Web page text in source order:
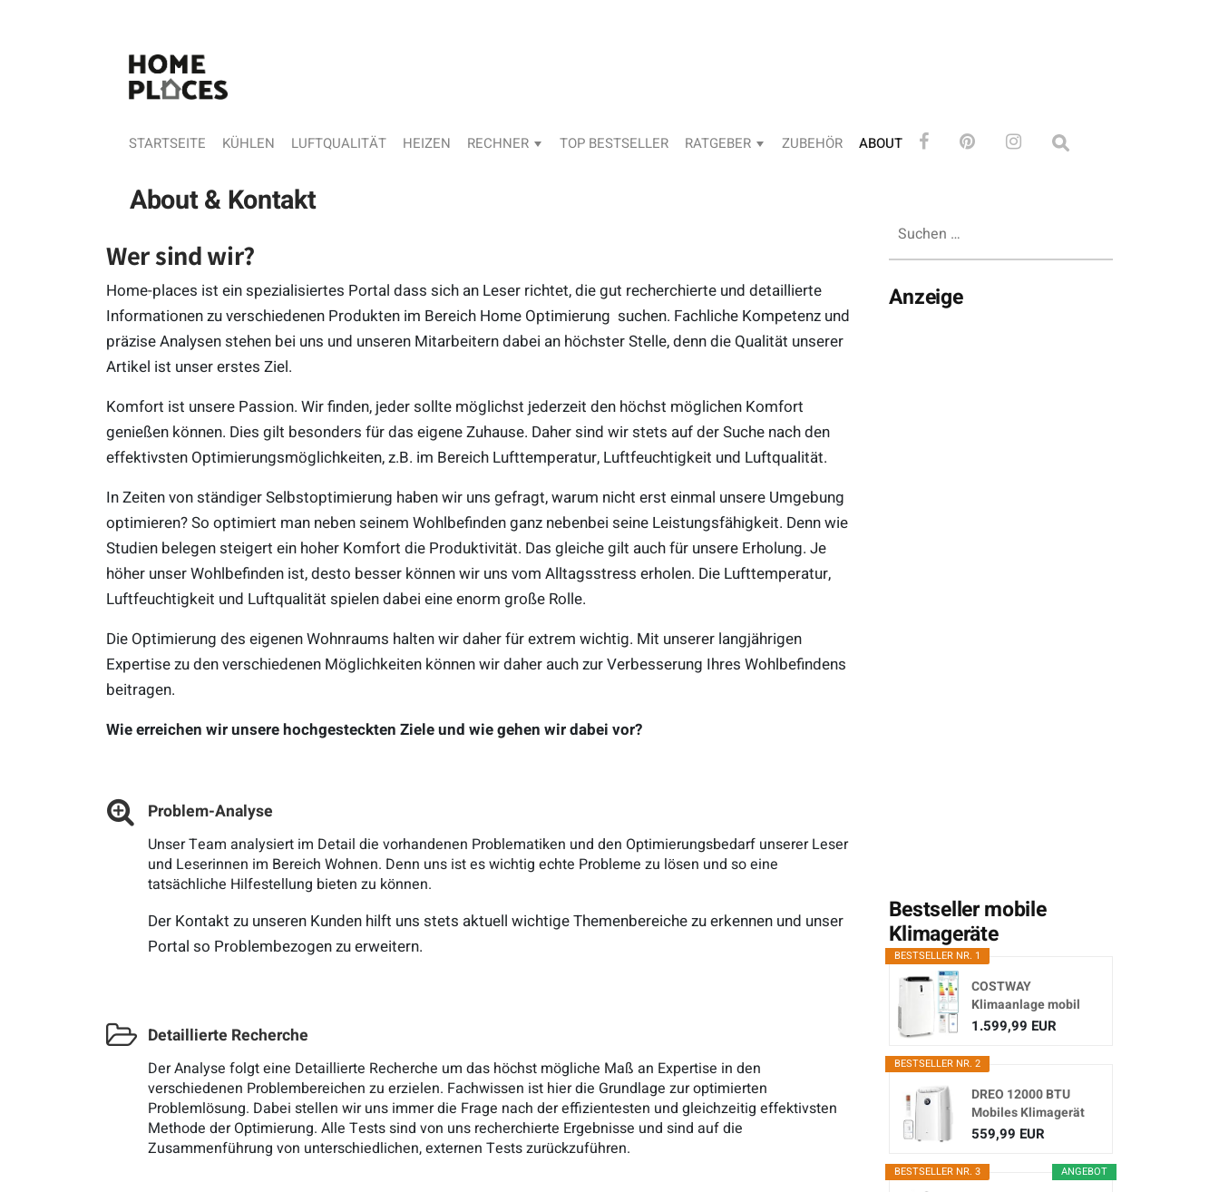
STARTSEITE KÜHLEN LUFTQUALITÄT HEIZEN RECHNER TOP BESTSELLER RATGEBER ZUBEHÖR ABOUT
About & Kontakt
Wer sind wir?
Home-places ist ein spezialisiertes Portal dass sich an Leser richtet, die gut recherchierte und detaillierte
Informationen zu verschiedenen Produkten im Bereich Home Optimierung suchen. Fachliche Kompetenz und
präzise Analysen stehen bei uns und unseren Mitarbeitern dabei an höchster Stelle, denn die Qualität unserer
Artikel ist unser erstes Ziel.
Komfort ist unsere Passion. Wir finden, jeder sollte möglichst jederzeit den höchst möglichen Komfort
genießen können. Dies gilt besonders für das eigene Zuhause. Daher sind wir stets auf der Suche nach den
effektivsten Optimierungsmöglichkeiten, z.B. im Bereich Lufttemperatur, Luftfeuchtigkeit und Luftqualität.
In Zeiten von ständiger Selbstoptimierung haben wir uns gefragt, warum nicht erst einmal unsere Umgebung
optimieren? So optimiert man neben seinem Wohlbefinden ganz nebenbei seine Leistungsfähigkeit. Denn wie
Studien belegen steigert ein hoher Komfort die Produktivität. Das gleiche gilt auch für unsere Erholung. Je
höher unser Wohlbefinden ist, desto besser können wir uns vom Alltagsstress erholen. Die Lufttemperatur,
Luftfeuchtigkeit und Luftqualität spielen dabei eine enorm große Rolle.
Die Optimierung des eigenen Wohnraums halten wir daher für extrem wichtig. Mit unserer langjährigen
Expertise zu den verschiedenen Möglichkeiten können wir daher auch zur Verbesserung Ihres Wohlbefindens
beitragen.
Wie erreichen wir unsere hochgesteckten Ziele und wie gehen wir dabei vor?
Problem-Analyse
Unser Team analysiert im Detail die vorhandenen Problematiken und den Optimierungsbedarf unserer Leser
und Leserinnen im Bereich Wohnen. Denn uns ist es wichtig echte Probleme zu lösen und so eine
tatsächliche Hilfestellung bieten zu können.
Der Kontakt zu unseren Kunden hilft uns stets aktuell wichtige Themenbereiche zu erkennen und unser
Portal so Problembezogen zu erweitern.
Detaillierte Recherche
Der Analyse folgt eine Detaillierte Recherche um das höchst mögliche Maß an Expertise in den
verschiedenen Problembereichen zu erzielen. Fachwissen ist hier die Grundlage zur optimierten
Problemlösung. Dabei stellen wir uns immer die Frage nach der effizientesten und gleichzeitig effektivsten
Methode der Optimierung. Alle Tests sind von uns recherchierte Ergebnisse und sind auf die
Zusammenführung von unterschiedlichen, externen Tests zurückzuführen.
nach:
Anzeige
Bestseller mobile
Klimageräte
BESTSELLER NR. 1
COSTWAY
Klimaanlage mobil
16000BTU,
1.599,99 EUR
BESTSELLER NR. 2
DREO 12000 BTU
Mobiles Klimagerät
(3-in...
559,99 EUR
ANGEBOT
BESTSELLER NR. 3